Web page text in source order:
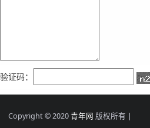
验证码：
Copyright © 2020青年网 版权所有 |